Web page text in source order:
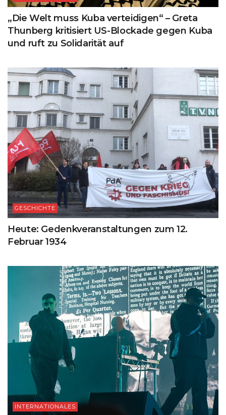
„Die Welt muss Kuba verteidigen“ – Greta
Thunberg kritisiert US-Blockade gegen Kuba
und ruft zu Solidarität auf
GESCHICHTE
Heute: Gedenkveranstaltungen zum 12.
Februar 1934
INTERNATIONALES